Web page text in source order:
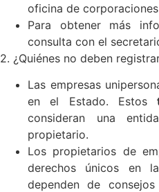
oficina de
Para obtener más
consulta con el
2. ¿Quiénes no deben
Las empresas
en el Estado. Estos
consideran una
propietario.
Los propietarios de
derechos únicos en
dependen de